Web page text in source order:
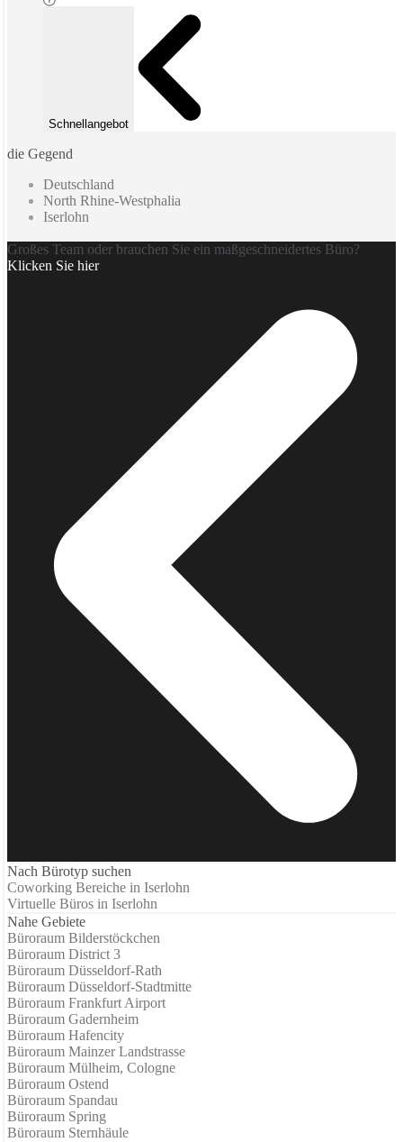
Schnellangebot
die Gegend
Deutschland
North Rhine-Westphalia
Iserlohn
Großes Team oder brauchen Sie ein maßgeschneidertes Büro?
Klicken Sie hier
Nach Bürotyp suchen
Coworking Bereiche in Iserlohn
Virtuelle Büros in Iserlohn
Nahe Gebiete
Büroraum Bilderstöckchen
Büroraum District 3
Büroraum Düsseldorf-Rath
Büroraum Düsseldorf-Stadtmitte
Büroraum Frankfurt Airport
Büroraum Gadernheim
Büroraum Hafencity
Büroraum Mainzer Landstrasse
Büroraum Mülheim, Cologne
Büroraum Ostend
Büroraum Spandau
Büroraum Spring
Büroraum Sternhäule